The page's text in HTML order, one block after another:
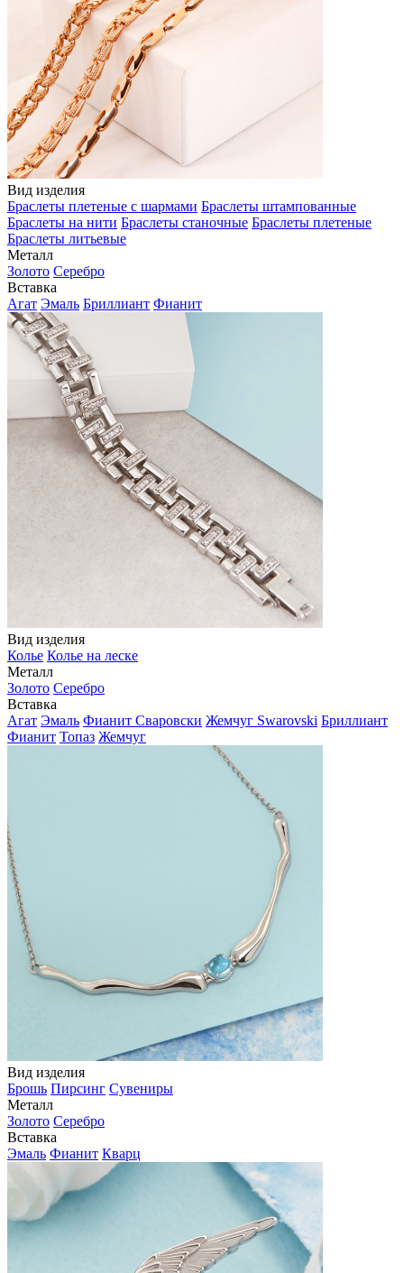
Вид изделия
Браслеты плетеные с шармами Браслеты штампованные
Браслеты на нити Браслеты станочные Браслеты плетеные
Браслеты литьевые
Металл
Золото Серебро
Вставка
Агат Эмаль Бриллиант Фианит
Вид изделия
Колье Колье на леске
Металл
Золото Серебро
Вставка
Агат Эмаль Фианит Сваровски Жемчуг Swarovski Бриллиант
Фианит Топаз Жемчуг
Вид изделия
Брошь Пирсинг Сувениры
Металл
Золото Серебро
Вставка
Эмаль Фианит Кварц